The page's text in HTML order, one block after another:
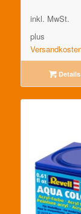
inkl. MwSt.
plus
Details